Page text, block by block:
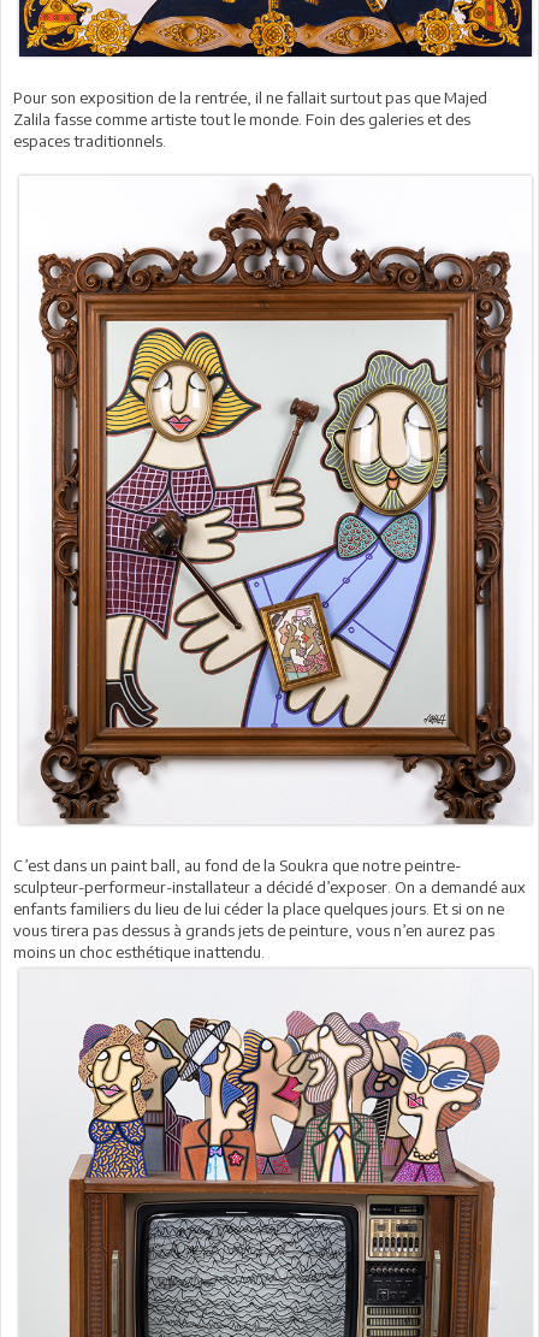
Pour son exposition de la rentrée, il ne fallait surtout pas que Majed
Zalila fasse comme artiste tout le monde. Foin des galeries et des
espaces traditionnels.
C’est dans un paint ball, au fond de la Soukra que notre peintre-
sculpteur-performeur-installateur a décidé d’exposer. On a demandé aux
enfants familiers du lieu de lui céder la place quelques jours. Et si on ne
vous tirera pas dessus à grands jets de peinture, vous n’en aurez pas
moins un choc esthétique inattendu.